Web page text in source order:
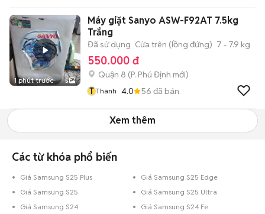
1 phút trước 5
Máy giặt Sanyo ASW-F92AT 7.5kg
Trắng
Đã sử dụng Cửa trên (lồng đứng) 7 - 7.9 kg
550.000 đ
Quận 8 (P. Phú Định mới)
T Thanh 4.0 56 đã bán
Xem thêm
Các từ khóa phổ biến
Giá Samsung S25 Plus
Giá Samsung S25 Edge
Giá Samsung S25
Giá Samsung S25 Ultra
Giá Samsung S24
Giá Samsung S24 Fe